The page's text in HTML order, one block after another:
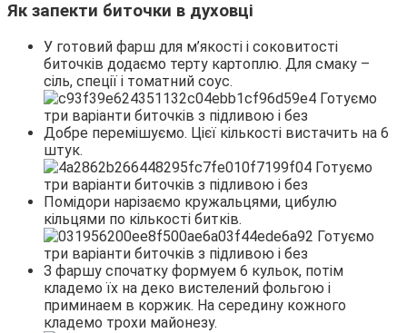
Як запекти биточки в духовці
У готовий фарш для м’якості і соковитості
биточків додаємо терту картоплю. Для смаку –
сіль, спеції і томатний соус.
Добре перемішуємо. Цієї кількості вистачить на 6
штук.
Помідори нарізаємо кружальцями, цибулю
кільцями по кількості битків.
З фаршу спочатку формуем 6 кульок, потім
кладемо їх на деко вистелений фольгою і
приминаем в коржик. На середину кожного
кладемо трохи майонезу.